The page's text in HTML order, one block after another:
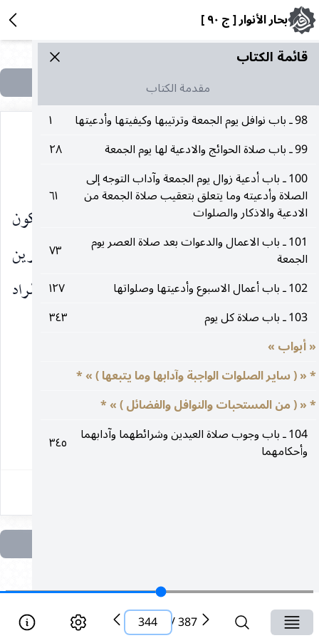
بحار الأنوار [ ج ٩٠ ]
قائمة الکتاب
مقدمة الكتاب
98 ـ باب نوافل يوم الجمعة وترتيبها وكيفيتها وأدعيتها
١
99 ـ باب صلاة الحوائج والادعية لها يوم الجمعة
٢٨
100 ـ باب أدعية زوال يوم الجمعة وآداب التوجه إلى
الصلاة وأدعيته وما يتعلق بتعقيب صلاة الجمعة من
الادعية والاذكار والصلوات
٦١
101 ـ باب الاعمال والدعوات بعد صلاة العصر يوم
الجمعة
٧٣
102 ـ باب أعمال الاسبوع وأدعيتها وصلواتها
١٢٧
103 ـ باب صلاة كل يوم
٣٤٣
« أبواب »
* « ( ساير الصلوات الواجبة وآدابها وما يتبعها ) » *
* « ( من المستحبات والنوافل والفضائل ) » *
104 ـ باب وجوب صلاة العيدين وشرائطهما وآدابهما
وأحكامهما ٣٤٥
كان له حقا واجبا في الجنة(١) .
بيان: الظاهر أن هذا يشمل النوافل المرتبة فيكون
موافقا للاخبار الاربع للعصر أو الست لكل من الظهرين
، ويحتمل نسخه بالنوافل المرتبة ، ويحتمل أن يكون المراد
سوى المرتبة ، ويؤيديه لفظ التطوع.
____________________
(١) أمالى الطوسى ج ٢ ص ١٤١.
٣٤٤
387
/
344